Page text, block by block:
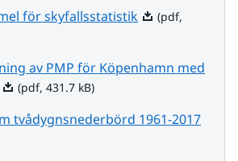
för skyfallsstatistik Pdf, 532.9 kB.
(pdf,
av PMP för Köpenhamn med
Pdf, 431.7 kB.
(pdf, 431.7 kB)
tvådygnsnederbörd 1961-2017Pdf,